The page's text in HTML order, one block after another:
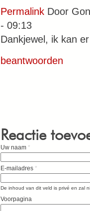
Permalink Door
- 09:13
Dankjewel, ik kan
beantwoorden
Reactie
Uw naam *
E-mailadres *
De inhoud van dit veld is privé en zal
Voorpagina